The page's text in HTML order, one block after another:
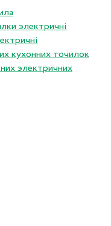
электричнi
кухонних точилок
электричних